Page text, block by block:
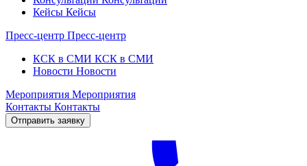
Кейсы Кейсы
Пресс-центр Пресс-центр
КСК в СМИ КСК в СМИ
Новости Новости
Мероприятия Мероприятия
Контакты Контакты
Отправить заявку